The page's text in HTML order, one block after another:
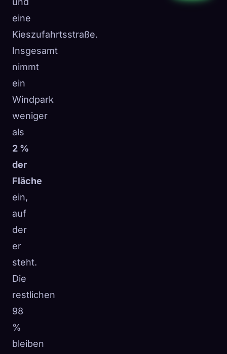
eine
Kieszufahrtsstraße.
Insgesamt
nimmt
ein
Windpark
weniger
als
2 %
der
Fläche
ein,
auf
der
er
steht.
Die
restlichen
98
%
bleiben